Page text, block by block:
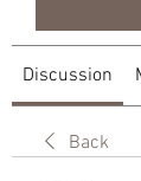
Discussion
Back